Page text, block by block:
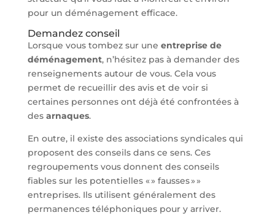
pour un déménagement efficace.
Demandez conseil
Lorsque vous tombez sur une entreprise de
déménagement, n’hésitez pas à demander des
renseignements autour de vous. Cela vous
permet de recueillir des avis et de voir si
certaines personnes ont déjà été confrontées à
des arnaques.
En outre, il existe des associations syndicales qui
proposent des conseils dans ce sens. Ces
regroupements vous donnent des conseils
fiables sur les potentielles « » fausses » »
entreprises. Ils utilisent généralement des
permanences téléphoniques pour y arriver.